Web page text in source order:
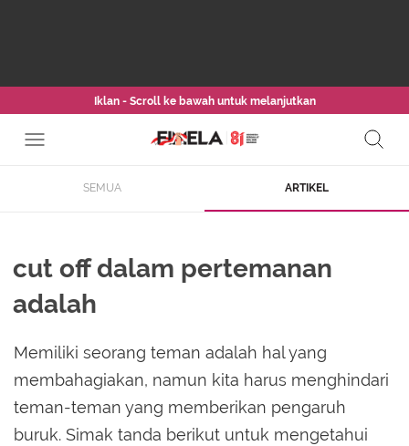
Iklan - Scroll ke bawah untuk melanjutkan
SEMUA ARTIKEL
cut off dalam pertemanan
adalah
Memiliki seorang teman adalah hal yang
membahagiakan, namun kita harus menghindari
teman-teman yang memberikan pengaruh
buruk. Simak tanda berikut untuk mengetahui